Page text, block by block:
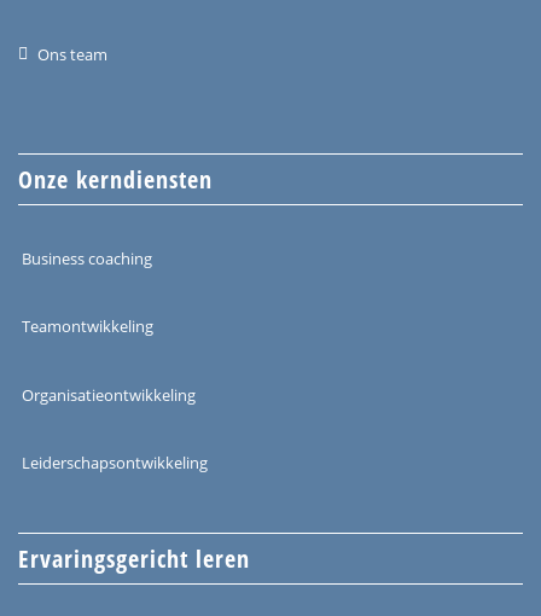
Ons team
Onze kerndiensten
Business coaching
Teamontwikkeling
Organisatieontwikkeling
Leiderschapsontwikkeling
Ervaringsgericht leren